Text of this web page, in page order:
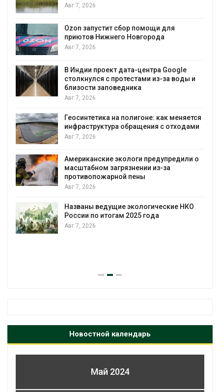
Авг 7, 2026
Ozon запустит сбор помощи для
приютов Нижнего Новгорода
Авг 7, 2026
В Индии проект дата-центра Google
столкнулся с протестами из-за воды и
близости заповедника
Авг 7, 2026
Геосинтетика на полигоне: как меняется
инфраструктура обращения с отходами
Авг 7, 2026
Американские экологи предупредили о
масштабном загрязнении из-за
противопожарной пены
Авг 7, 2026
Названы ведущие экологические НКО
России по итогам 2025 года
Авг 7, 2026
Новостной календарь
Май 2024